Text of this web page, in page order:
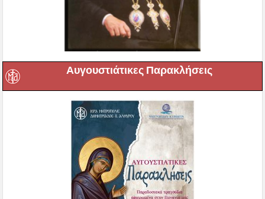
Αυγουστιάτικες Παρακλήσεις